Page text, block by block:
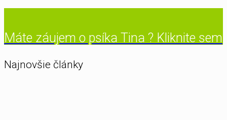
Máte záujem o psíka Tina ? Kliknite sem
Najnovšie články